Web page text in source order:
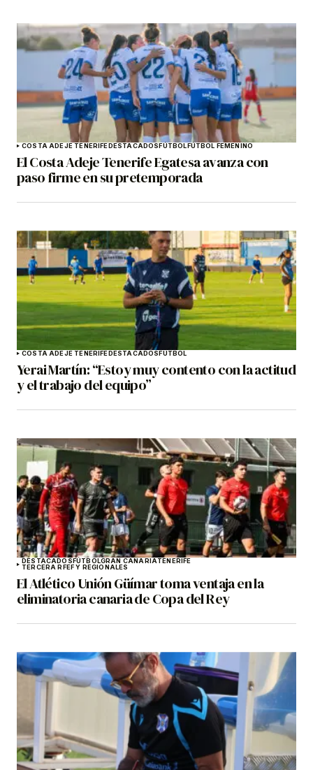
COSTA ADEJE TENERIFEDESTACADOSFÚTBOLFÚTBOL FEMENINO
El Costa Adeje Tenerife Egatesa avanza con
paso firme en su pretemporada
COSTA ADEJE TENERIFEDESTACADOSFÚTBOL
Yerai Martín: “Estoy muy contento con la actitud
y el trabajo del equipo”
DESTACADOSFÚTBOLGRAN CANARIATENERIFE
TERCERA RFEF Y REGIONALES
El Atlético Unión Güímar toma ventaja en la
eliminatoria canaria de Copa del Rey